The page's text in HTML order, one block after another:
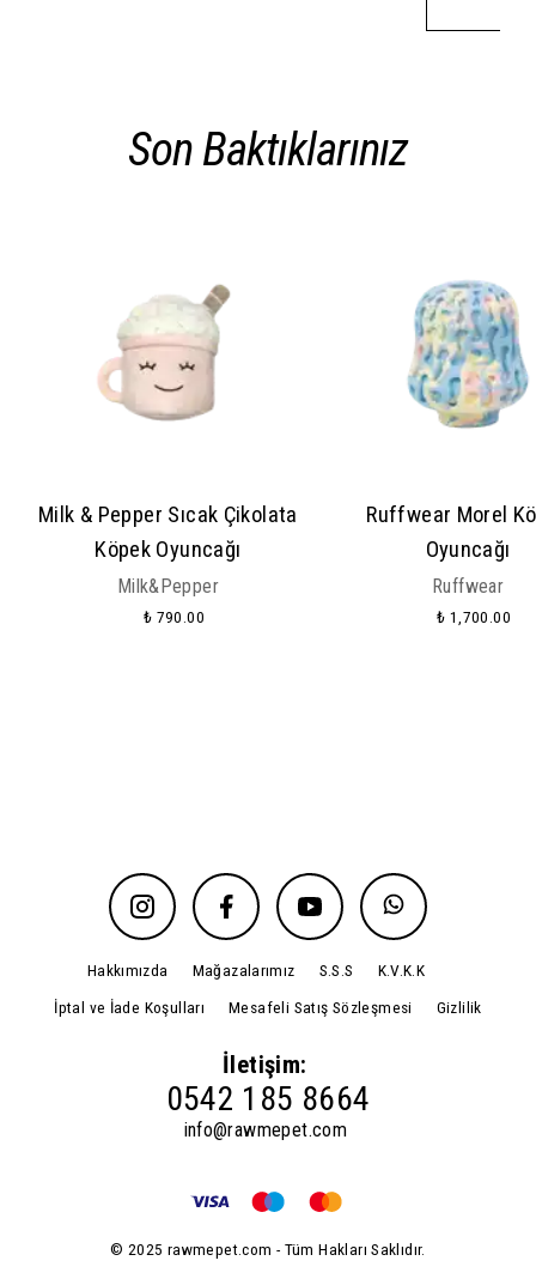
Son Baktıklarınız
Milk & Pepper Sıcak Çikolata
Köpek Oyuncağı
Milk&Pepper
₺ 790.00
Ruffwear Morel
Oyuncağı
Ruffwear
₺ 1,700.00
Hakkımızda Mağazalarımız S.S.S
K.V.K.K
İptal ve İade Koşulları
Mesafeli Satış Sözleşmesi Gizlilik
İletişim:
0542 185 8664
info@rawmepet.com
© 2025 rawmepet.com - Tüm Hakları Saklıdır.